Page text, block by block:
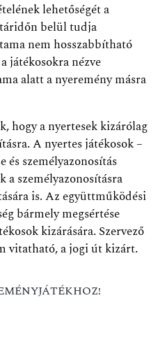
lehetőségét a
belül tudja
nem hosszabbítható
játékosokra nézve
alatt a nyeremény másra
hogy a nyertesek kizárólag
A nyertes játékosok –
és személyazonosítás
a személyazonosításra
is. Az együttműködési
bármely megsértése
kizárására. Szervező
vitatható, a jogi út kizárt.